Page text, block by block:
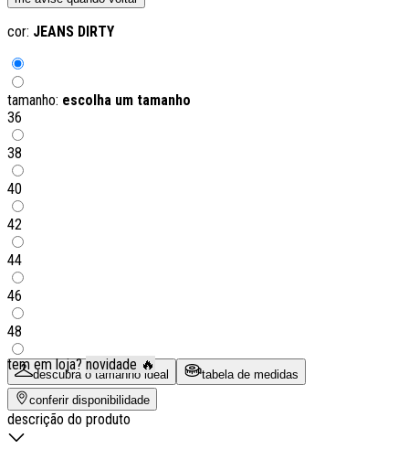
cor: JEANS DIRTY
tamanho: escolha um tamanho
36
38
40
42
44
46
48
descubra o tamanho ideal tabela de medidas
tem em loja? novidade 🔥
conferir disponibilidade
descrição do produto